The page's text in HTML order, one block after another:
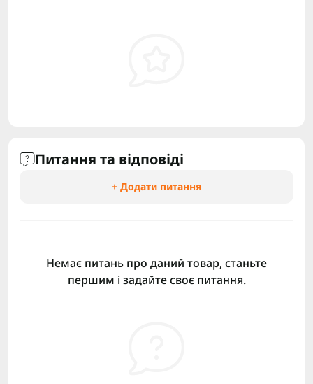
Питання та відповіді
+ Додати питання
Немає питань про даний товар, станьте
першим і задайте своє питання.